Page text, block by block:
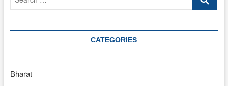
CATEGORIES
Bharat